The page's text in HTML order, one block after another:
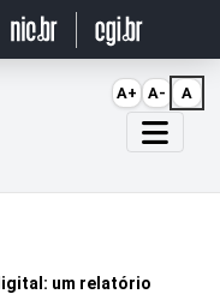
um relatório
A+ A- A